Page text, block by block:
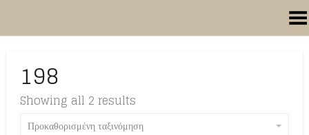
Toggle Menu
198
Showing all 2 results
Προκαθορισμένη ταξινόμηση